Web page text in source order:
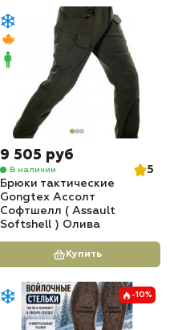
9 505 руб
В наличии
5
Брюки тактические
Gongtex Ассолт
Софтшелл ( Assault
Softshell ) Олива
Купить
-10%